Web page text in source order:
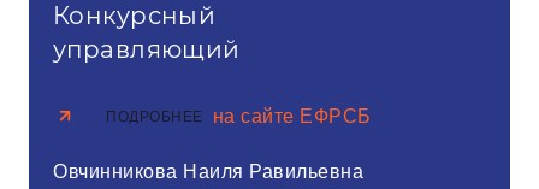
Конкурсный
управляющий
Овчинникова Наиля Равильевна
ПОДРОБНЕЕ на сайте ЕФРСБ